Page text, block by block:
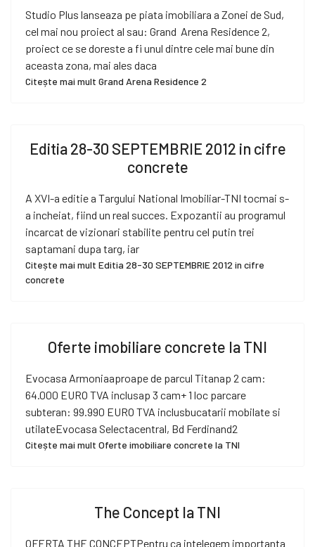
Studio Plus lanseaza pe piata imobiliara a Zonei de Sud,
cel mai nou proiect al sau: Grand Arena Residence 2,
proiect ce se doreste a fi unul dintre cele mai bune din
aceasta zona, mai ales daca
Citește mai mult Grand Arena Residence 2
Editia 28-30 SEPTEMBRIE 2012 in cifre
concrete
A XVI-a editie a Targului National Imobiliar-TNI tocmai s-
a incheiat, fiind un real succes. Expozantii au programul
incarcat de vizionari stabilite pentru cel putin trei
saptamani dupa targ, iar
Citește mai mult Editia 28-30 SEPTEMBRIE 2012 in cifre
concrete
Oferte imobiliare concrete la TNI
Evocasa Armoniaaproape de parcul Titanap 2 cam:
64.000 EURO TVA inclusap 3 cam+ 1 loc parcare
subteran: 99.990 EURO TVA inclusbucatarii mobilate si
utilateEvocasa Selectacentral, Bd Ferdinand2
Citește mai mult Oferte imobiliare concrete la TNI
The Concept la TNI
OFERTA THE CONCEPTPentru ca intelegem importanta